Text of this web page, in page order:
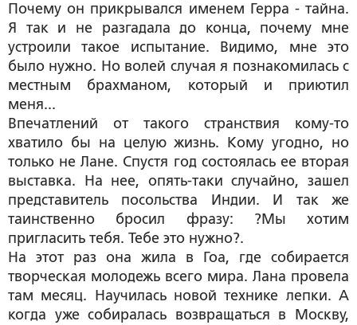
Почему он прикрывался именем Герра - тайна.
Я так и не разгадала до конца, почему мне
устроили такое испытание. Видимо, мне это
было нужно. Но волей случая я познакомилась с
местным брахманом, который и приютил
меня...
Впечатлений от такого странствия кому-то
хватило бы на целую жизнь. Кому угодно, но
только не Лане. Спустя год состоялась ее вторая
выставка. На нее, опять-таки случайно, зашел
представитель посольства Индии. И так же
таинственно бросил фразу: ?Мы хотим
пригласить тебя. Тебе это нужно?.
На этот раз она жила в Гоа, где собирается
творческая молодежь всего мира. Лана провела
там месяц. Научилась новой технике лепки. А
когда уже собиралась возвращаться в Москву,